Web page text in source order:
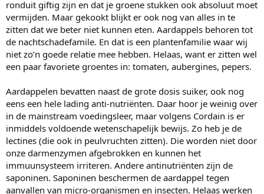
ronduit giftig zijn en dat je groene stukken ook absoluut moet
vermijden. Maar gekookt blijkt er ook nog van alles in te
zitten dat we beter niet kunnen eten. Aardappels behoren tot
de nachtschadefamile. En dat is een plantenfamilie waar wij
niet zo’n goede relatie mee hebben. Helaas, want er zitten wel
een paar favoriete groentes in: tomaten, aubergines, pepers.
Aardappelen bevatten naast de grote dosis suiker, ook nog
eens een hele lading anti-nutriënten. Daar hoor je weinig over
in de mainstream voedingsleer, maar volgens Cordain is er
inmiddels voldoende wetenschapelijk bewijs. Zo heb je de
lectines (die ook in peulvruchten zitten). Die worden niet door
onze darmenzymen afgebrokken en kunnen het
immuunsysteem irriteren. Andere antinutriënten zijn de
saponinen. Saponinen beschermen de aardappel tegen
aanvallen van micro-organismen en insecten. Helaas werken